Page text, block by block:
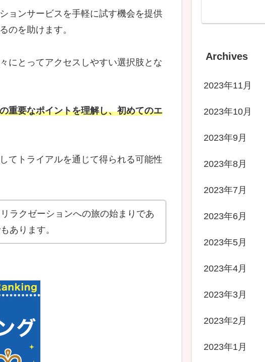
ョンサービスを手軽に試す機会を提供
のを助けます。
にとってアクセスしやすい選択肢とな
重要なポイントを理解し、初めてのエ
てトライアルを通じて得られる可能性
ラクゼーションへの旅の始まりであ
あります。
Archives
2023年11月
2023年10月
2023年9月
2023年8月
2023年7月
2023年6月
2023年5月
2023年4月
2023年3月
2023年2月
2023年1月